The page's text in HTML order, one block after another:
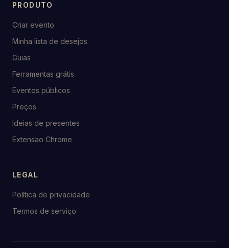
PRODUTO
Criar evento
Minha lista de desejos
Guias
Ferramentas grátis
Eventos públicos
Preços
Ideias de presentes
Extensao Chrome
LEGAL
Política de privacidade
Termos de serviço